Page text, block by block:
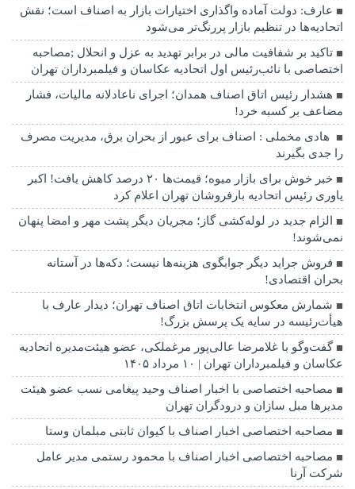
عارف: دولت آماده واگذاری اختیارات بازار به اصناف است؛ نقش
اتحادیه‌ها در تنظیم بازار پررنگ‌تر می‌شود
تاکید بر شفافیت مالی در برابر تهدید به عزل و انحلال ;مصاحبه
اختصاصی با نائب‌رئیس اول اتحادیه عکاسان و فیلمبرداران تهران
هشدار رئیس اتاق اصناف همدان؛ اجرای ناعادلانه مالیات، فشار
مضاعف بر کسبه خرد!
هادی مخملی : اصناف برای عبور از بحران برق، مدیریت مصرف
را جدی بگیرند
خبر خوش برای بازار میوه؛ قیمت‌ها ۲۰ درصد کاهش یافت! اکبر
یاوری رئیس اتحادیه بارفروشان تهران اعلام کرد
الزام جدید در لوله‌کشی گاز؛ مجریان دیگر پشت مهر و امضا پنهان
نمی‌شوند!
فروش جراید دیگر جوابگوی هزینه‌ها نیست؛ دکه‌ها در آستانه
بحران اقتصادی!
شمارش معکوس انتخابات اتاق اصناف تهران؛ دیدار عارف با
هیأت‌رئیسه در سایه یک پرسش بزرگ!
گفت‌وگو با غلامرضا عالی‌پور مرغملکی، عضو هیئت‌مدیره اتحادیه
عکاسان و فیلمبرداران تهران | ۱۰ مرداد ۱۴۰۵
مصاحبه اختصاصی با اخبار اصناف وحید پیغامی نسب عضو هیئت
مدیرها مبل سازان و درودگران تهران
مصاحبه اختصاصی اخبار اصناف با کیوان ثابتی مبلمان وستا
مصاحبه اختصاصی اخبار اصناف با محمود رستمی مدیر عامل
شرکت آرنا